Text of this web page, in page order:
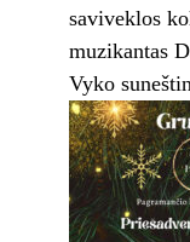
saviveklos
muzikantas
Vyko